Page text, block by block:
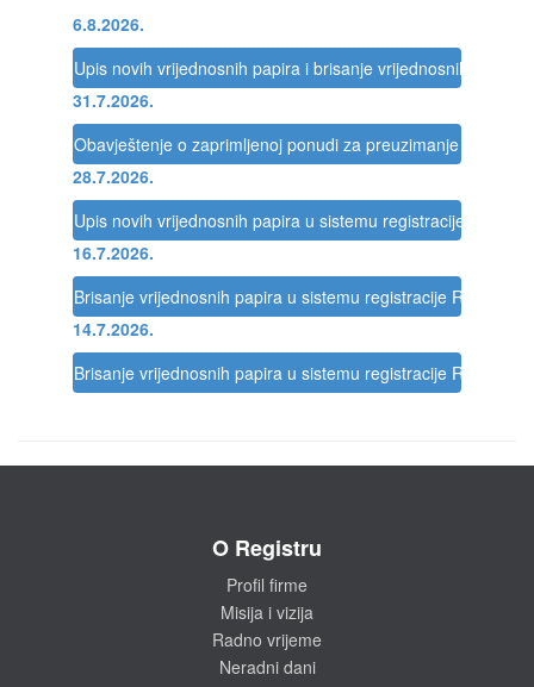
6.8.2026.
Upis novih vrijednosnih papira i brisanje vrijednosnih papira
31.7.2026.
Obavještenje o zaprimljenoj ponudi za preuzimanje društva
28.7.2026.
Upis novih vrijednosnih papira u sistemu registracije Registra
16.7.2026.
Brisanje vrijednosnih papira u sistemu registracije Registra
14.7.2026.
Brisanje vrijednosnih papira u sistemu registracije Registra
O Registru
Profil firme
Misija i vizija
Radno vrijeme
Neradni dani